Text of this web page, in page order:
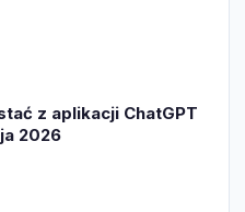
z aplikacji ChatGPT
2026